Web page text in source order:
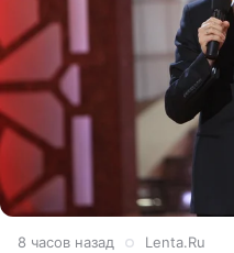
8 часов назад Lenta.Ru